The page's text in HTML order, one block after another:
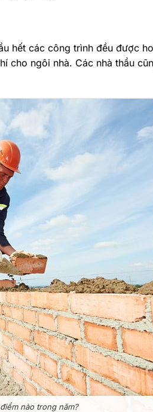
hết các công trình đều được
cho ngôi nhà. Các nhà thầu
nào trong năm?